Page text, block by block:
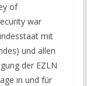
of
war
mit
und allen
der EZLN
in und für